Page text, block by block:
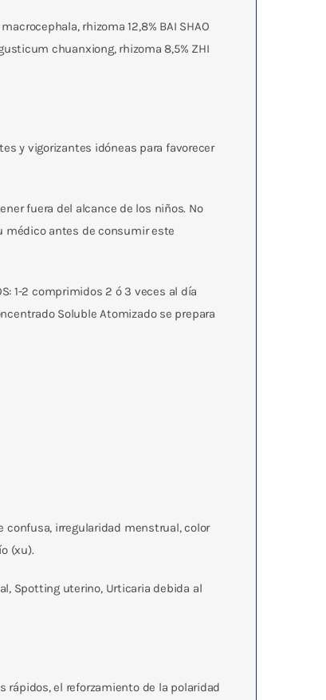
rhizoma 12,8% BAI SHAO
chuanxiong, rhizoma 8,5% ZHI
y vigorizantes idóneas para favorecer
fuera del alcance de los niños. No
médico antes de consumir este
1-2 comprimidos 2 ó 3 veces al día
Soluble Atomizado se prepara
confusa, irregularidad menstrual, color
(xu).
Spotting uterino, Urticaria debida al
rápidos, el reforzamiento de la polaridad